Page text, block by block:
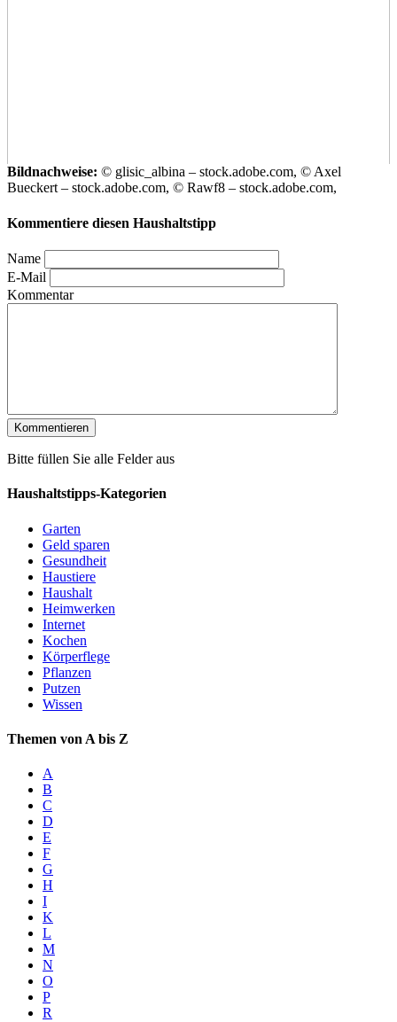
Bildnachweise: © glisic_albina – stock.adobe.com, © Axel
Bueckert – stock.adobe.com, © Rawf8 – stock.adobe.com,
Kommentiere diesen Haushaltstipp
Name
E-Mail
Kommentar
Bitte füllen Sie alle Felder aus
Haushaltstipps-Kategorien
Garten
Geld sparen
Gesundheit
Haustiere
Haushalt
Heimwerken
Internet
Kochen
Körperflege
Pflanzen
Putzen
Wissen
Themen von A bis Z
A
B
C
D
E
F
G
H
I
K
L
M
N
O
P
R